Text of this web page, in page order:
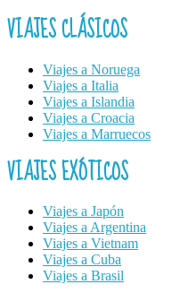
VIAJES CLÁSICOS
Viajes a Noruega
Viajes a Italia
Viajes a Islandia
Viajes a Croacia
Viajes a Marruecos
VIAJES EXÓTICOS
Viajes a Japón
Viajes a Argentina
Viajes a Vietnam
Viajes a Cuba
Viajes a Brasil